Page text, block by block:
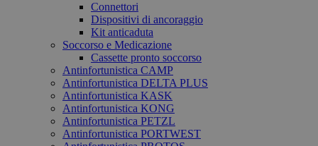
Connettori
Dispositivi di ancoraggio
Kit anticaduta
Soccorso e Medicazione
Cassette pronto soccorso
Antinfortunistica CAMP
Antinfortunistica DELTA PLUS
Antinfortunistica KASK
Antinfortunistica KONG
Antinfortunistica PETZL
Antinfortunistica PORTWEST